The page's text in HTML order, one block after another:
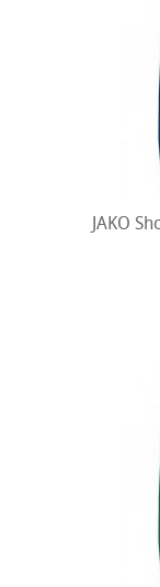
JAKO